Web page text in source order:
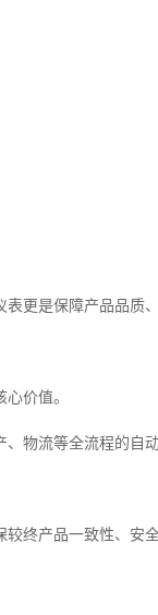
更是保障产品品质
价值。
物流等全流程的自
终产品一致性、安